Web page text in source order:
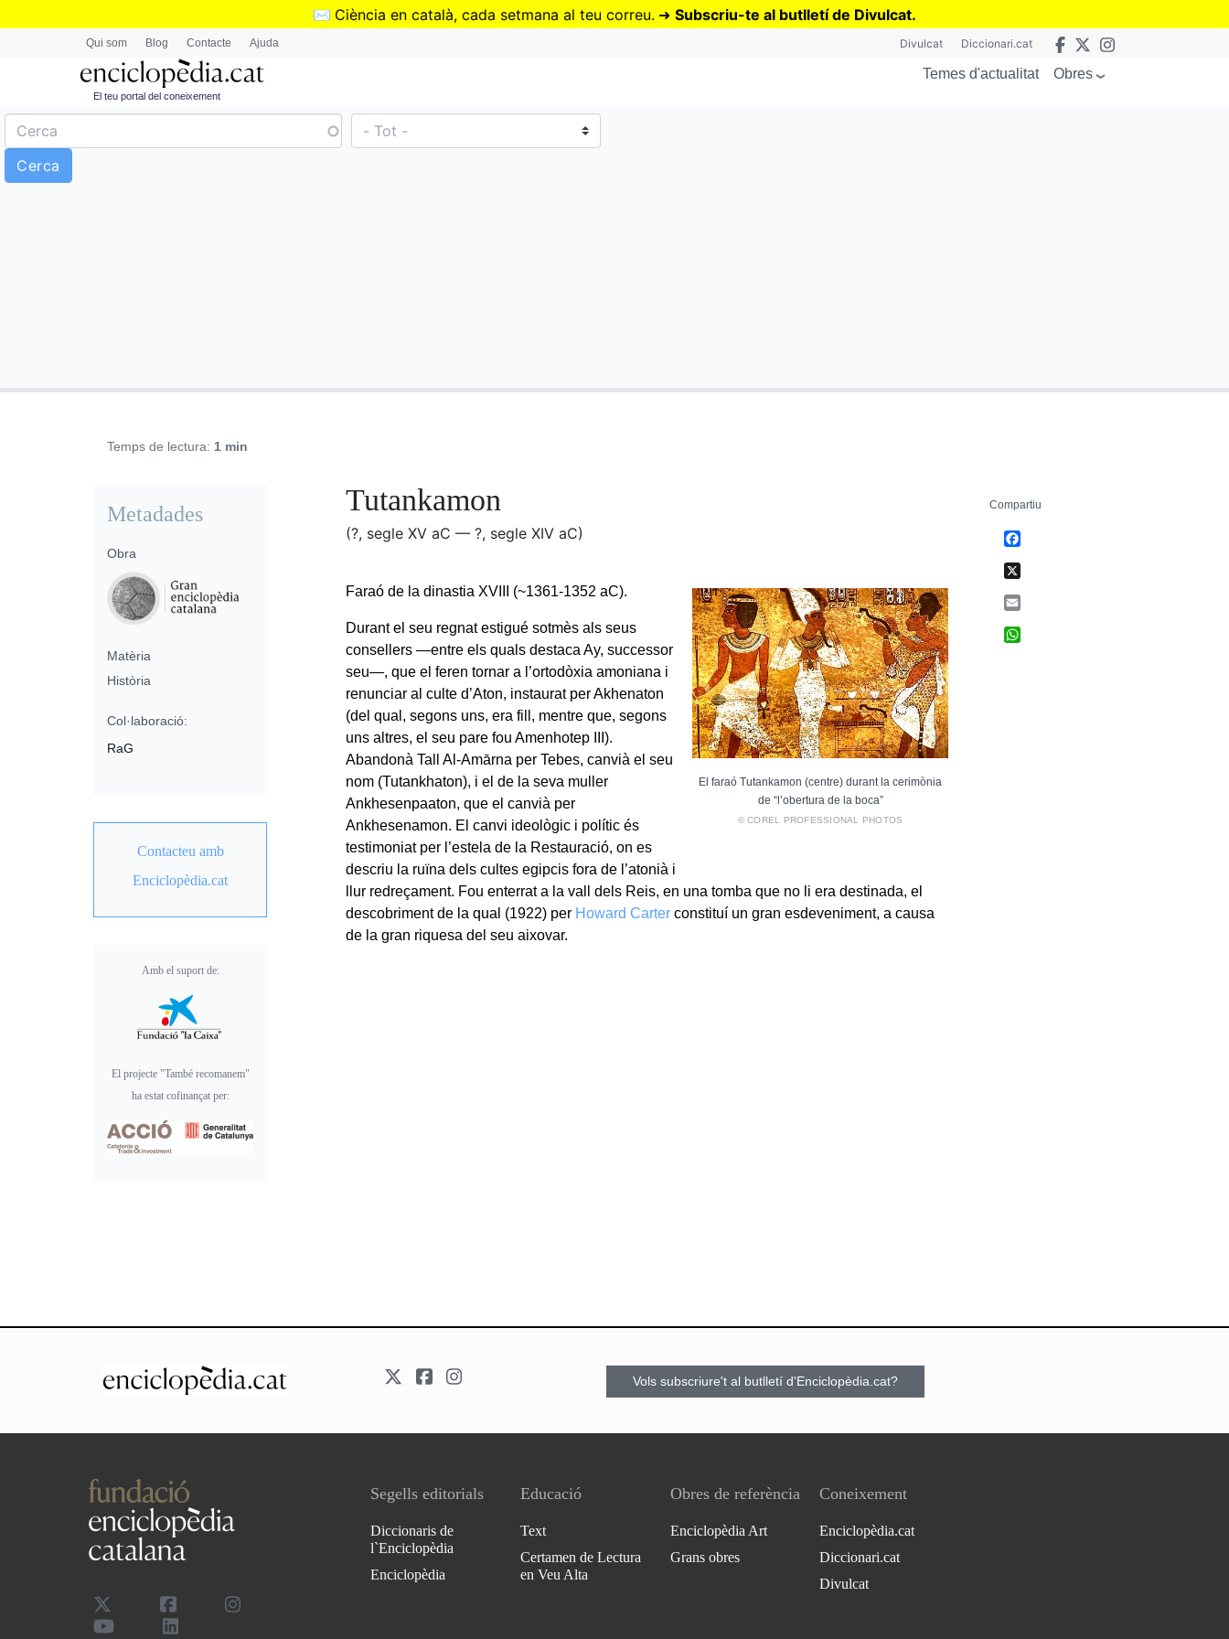
Vés
✉️ Ciència en català, cada setmana al teu correu. ➜ Subscriu-te al butlletí de Divulcat.
Qui som Blog Contacte Ajuda Divulcat Diccionari.cat
El teu portal del coneixement
Temes d'actualitat Obres
Temps de lectura: 1 min
Tutankamon
(?, segle XV aC — ?, segle XIV aC)
El faraó Tutankamon (centre) durant la cerimònia
de “l’obertura de la boca”
© COREL PROFESSIONAL PHOTOS
Faraó de la dinastia XVIII (~1361-1352 aC).
Durant el seu regnat estigué sotmès als seus
consellers —entre els quals destaca Ay, successor
seu—, que el feren tornar a l’ortodòxia amoniana i
renunciar al culte d’Aton, instaurat per Akhenaton
(del qual, segons uns, era fill, mentre que, segons
uns altres, el seu pare fou Amenhotep III).
Abandonà Tall Al-Amārna per Tebes, canvià el seu
nom (Tutankhaton), i el de la seva muller
Ankhesenpaaton, que el canvià per
Ankhesenamon. El canvi ideològic i polític és
testimoniat per l’estela de la Restauració, on es
descriu la ruïna dels cultes egipcis fora de l’atonià i
llur redreçament. Fou enterrat a la vall dels Reis, en una tomba que no li era destinada, el
descobriment de la qual (1922) per Howard Carter constituí un gran esdeveniment, a causa
de la gran riquesa del seu aixovar.
Metadades
Obra
Matèria
Història
Col·laboració:
RaG
Contacteu amb
Enciclopèdia.cat
Amb el suport de:
El projecte "També recomanem"
ha estat cofinançat per:
Compartiu
Vols subscriure't al butlletí d'Enciclopèdia.cat?
Segells editorials
Diccionaris de
l`Enciclopèdia
Enciclopèdia
Educació
Text
Certamen de Lectura
en Veu Alta
Obres de referència
Enciclopèdia Art
Grans obres
Coneixement
Enciclopèdia.cat
Diccionari.cat
Divulcat